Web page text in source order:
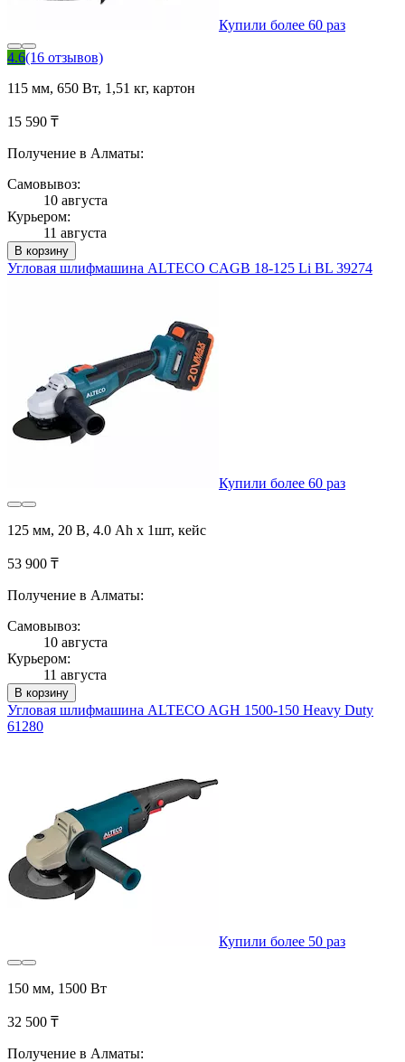
Купили более 60 раз
4.6(16 отзывов)
115 мм, 650 Вт, 1,51 кг, картон
15 590 ₸
Получение в Алматы:
Самовывоз:
10 августа
Курьером:
11 августа
В корзину
Угловая шлифмашина ALTECO CAGB 18-125 Li BL 39274
Купили более 60 раз
125 мм, 20 В, 4.0 Ah x 1шт, кейс
53 900 ₸
Получение в Алматы:
Самовывоз:
10 августа
Курьером:
11 августа
В корзину
Угловая шлифмашина ALTECO AGH 1500-150 Heavy Duty
61280
Купили более 50 раз
150 мм, 1500 Вт
32 500 ₸
Получение в Алматы: